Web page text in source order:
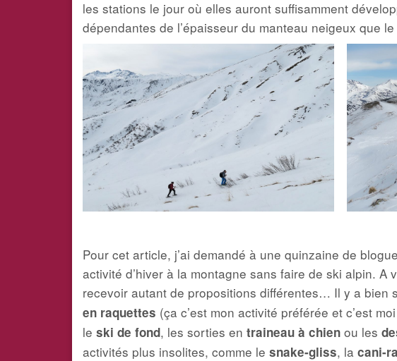
les stations le jour où elles auront suffisamment
dépendantes de l’épaisseur du manteau neigeux que
Pour cet article, j’ai demandé à une quinzaine de
activité d’hiver à la montagne sans faire de ski alpin. A
recevoir autant de propositions différentes… Il y a bien
en raquettes (ça c’est mon activité préférée et c’est
le ski de fond, les sorties en traineau à chien ou les
activités plus insolites, comme le snake-gliss, la cani-